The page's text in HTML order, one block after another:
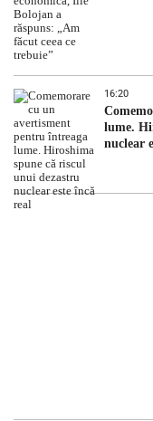
16:20
lume.
nuclear